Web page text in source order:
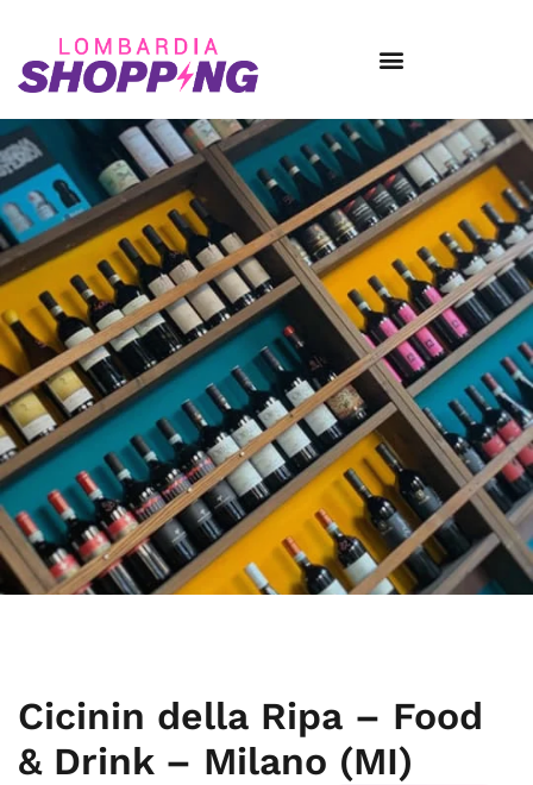
Cicinin della Ripa – Food
& Drink – Milano (MI)